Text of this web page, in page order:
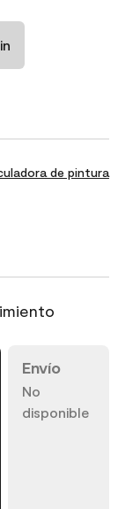
de pintura
Envío
No
disponible